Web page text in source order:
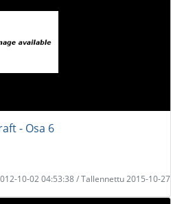
- Osa 6
10-02 04:53:38 / Tallennettu 2015-10-27